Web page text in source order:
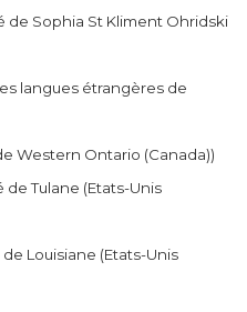
de Sophia St Kliment Ohridski
langues étrangères de
Western Ontario (Canada))
de Tulane (Etats-Unis
Louisiane (Etats-Unis